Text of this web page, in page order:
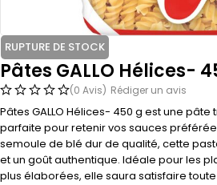
RUPTURE DE STOCK
Pâtes GALLO Hélices-
(0 Avis) Rédiger un avis
Pâtes GALLO Hélices- 450 g est une
parfaite pour retenir vos sauces
semoule de blé dur de qualité, cette
et un goût authentique. Idéale pour les
plus élaborées, elle saura satisfaire